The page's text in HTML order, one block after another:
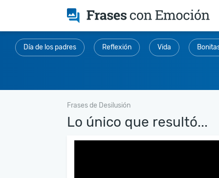
Día de los padres Reflexión Vida
Frases de Desilusión
Lo único que resultó...